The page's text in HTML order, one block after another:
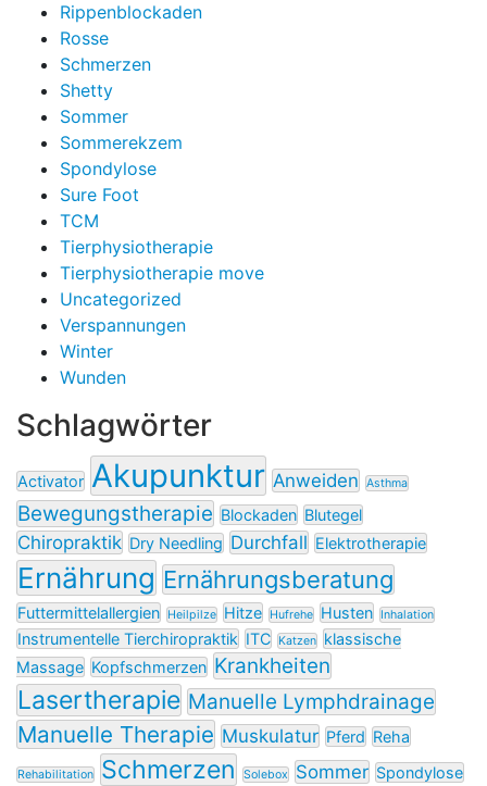
Rippenblockaden
Rosse
Schmerzen
Shetty
Sommer
Sommerekzem
Spondylose
Sure Foot
TCM
Tierphysiotherapie
Tierphysiotherapie move
Uncategorized
Verspannungen
Winter
Wunden
Schlagwörter
Activator Akupunktur Anweiden Asthma
Bewegungstherapie Blockaden Blutegel
Chiropraktik Dry Needling Durchfall Elektrotherapie
Ernährung Ernährungsberatung
Futtermittelallergien Heilpilze Hitze Hufrehe Husten Inhalation
Instrumentelle Tierchiropraktik ITC Katzen
klassische
Massage Kopfschmerzen Krankheiten
Lasertherapie Manuelle Lymphdrainage
Manuelle Therapie Muskulatur Pferd Reha
Rehabilitation Schmerzen Solebox Sommer Spondylose